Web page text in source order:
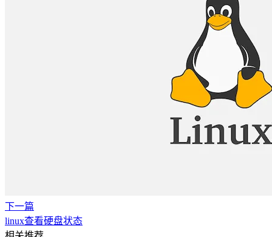
下一篇
linux查看硬盘状态